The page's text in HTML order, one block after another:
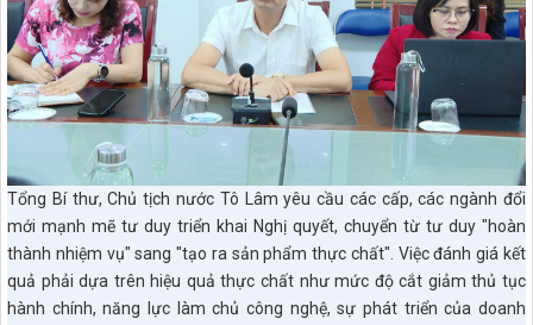
Tổng Bí thư, Chủ tịch nước Tô Lâm yêu cầu các cấp, các ngành đổi
mới mạnh mẽ tư duy triển khai Nghị quyết, chuyển từ tư duy "hoàn
thành nhiệm vụ" sang "tạo ra sản phẩm thực chất". Việc đánh giá kết
quả phải dựa trên hiệu quả thực chất như mức độ cắt giảm thủ tục
hành chính, năng lực làm chủ công nghệ, sự phát triển của doanh